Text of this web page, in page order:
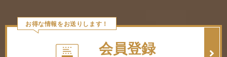
お得な情報をお送りします！
会員登録